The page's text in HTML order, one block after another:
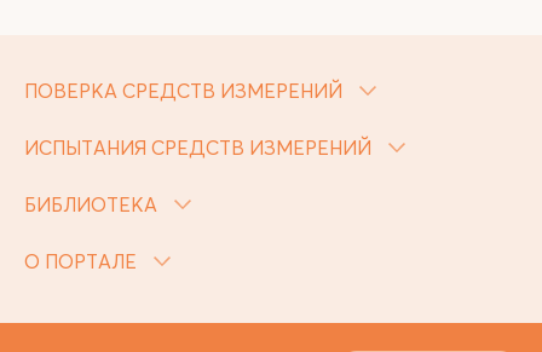
ПОВЕРКА СРЕДСТВ ИЗМЕРЕНИЙ
ИСПЫТАНИЯ СРЕДСТВ ИЗМЕРЕНИЙ
БИБЛИОТЕКА
О ПОРТАЛЕ